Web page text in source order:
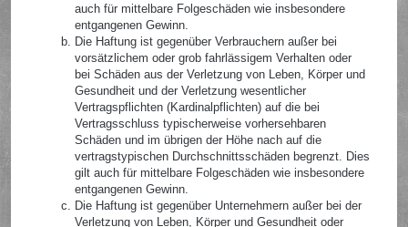
auch für mittelbare Folgeschäden wie insbesondere
entgangenen Gewinn.
Die Haftung ist gegenüber Verbrauchern außer bei
vorsätzlichem oder grob fahrlässigem Verhalten oder
bei Schäden aus der Verletzung von Leben, Körper und
Gesundheit und der Verletzung wesentlicher
Vertragspflichten (Kardinalpflichten) auf die bei
Vertragsschluss typischerweise vorhersehbaren
Schäden und im übrigen der Höhe nach auf die
vertragstypischen Durchschnittsschäden begrenzt. Dies
gilt auch für mittelbare Folgeschäden wie insbesondere
entgangenen Gewinn.
Die Haftung ist gegenüber Unternehmern außer bei der
Verletzung von Leben, Körper und Gesundheit oder